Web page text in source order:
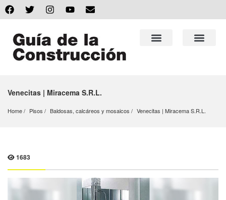
Venecitas | Miracema S.R.L.
Home Pisos Baldosas, calcáreos y mosaicos Venecitas | Miracema S.R.L.
1683